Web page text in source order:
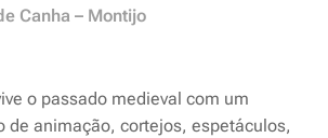
Canha – Montijo
o passado medieval com um
de animação, cortejos, espetáculos,